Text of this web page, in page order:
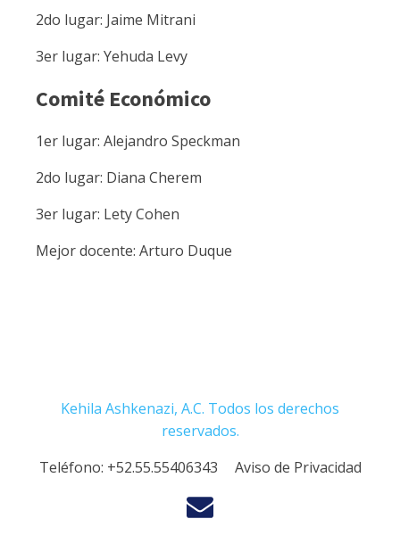
2do lugar‭: ‬Jaime Mitrani
3er lugar‭: ‬Yehuda Levy
Comité Económico
1er lugar‭: ‬Alejandro Speckman
2do lugar‭: ‬Diana Cherem
3er lugar‭: ‬Lety Cohen
Mejor docente‭: ‬Arturo Duque
Kehila Ashkenazi, A.C. Todos los derechos
reservados.
Teléfono: +52.55.55406343 Aviso de Privacidad